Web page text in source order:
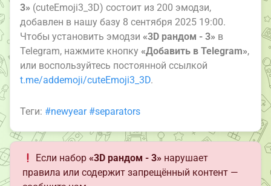
3» (cuteEmoji3_3D) состоит из 200 эмодзи,
добавлен в нашу базу 8 сентября 2025 19:00.
Чтобы установить эмодзи «3D рандом - 3» в
Telegram, нажмите кнопку «Добавить в Telegram»,
или воспользуйтесь постоянной ссылкой
t.me/addemoji/cuteEmoji3_3D.
Теги: #newyear #separators
Если набор«3D рандом - 3» нарушает
правила или содержит запрещённый контент —